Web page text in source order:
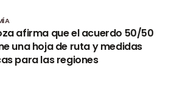
afirma que el acuerdo 50/50
una hoja de ruta y medidas
para las regiones